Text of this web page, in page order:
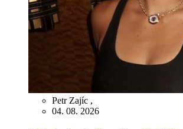
Petr Zajíc ,
04. 08. 2026